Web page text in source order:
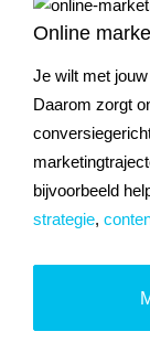
Online
Je wilt met
Daarom zorgt
bijvoorbeeld
strategie,